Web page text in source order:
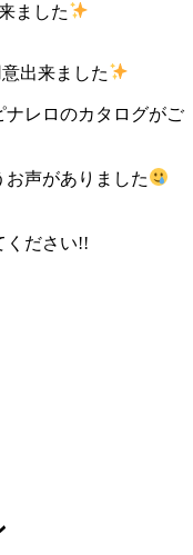
ました
出来ました
レロのカタログがご
声がありました
ください!!